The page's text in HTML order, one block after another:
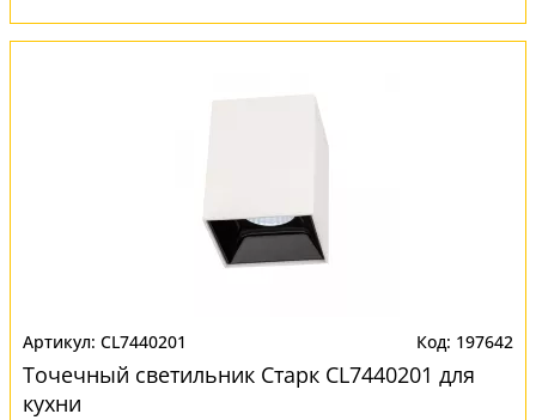
CL7440201 197642
Точечный светильник Старк CL7440201 для
кухни